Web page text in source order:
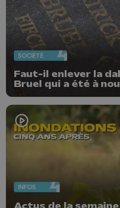
SOCIÉTÉ
Faut-il enlever la
Bruel qui a été à
INFOS
Actus de la semaine